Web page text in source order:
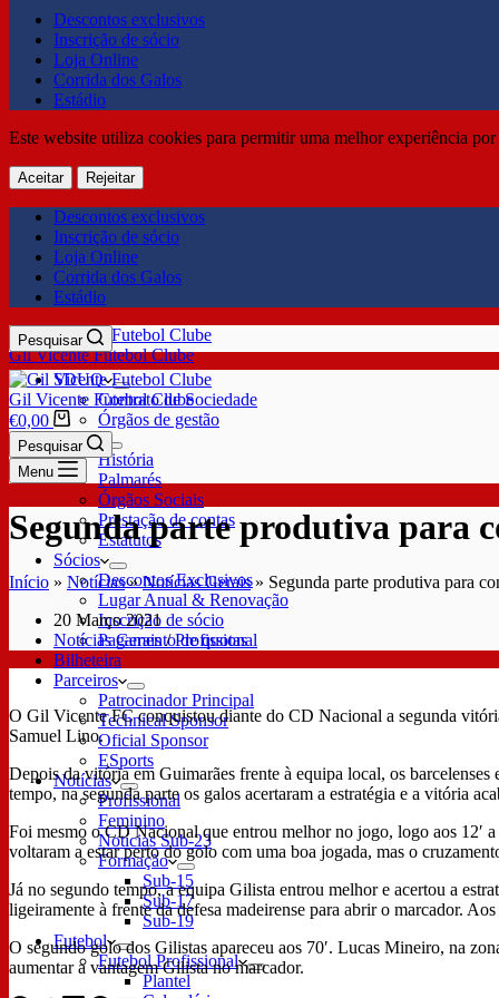
Descontos exclusivos
Inscrição de sócio
Loja Online
Corrida dos Galos
Estádio
Este website utiliza cookies para permitir uma melhor experiência
Aceitar Rejeitar
Descontos exclusivos
Inscrição de sócio
Loja Online
Corrida dos Galos
Estádio
Gil Vicente Futebol Clube
Pesquisar
SDUQ
Contrato de Sociedade
Órgãos de gestão
Clube
História
Palmarés
Órgãos Sociais
Prestação de contas
Estatutos
Sócios
Descontos Exclusivos
Lugar Anual & Renovação
Inscrição de sócio
Pagamento de quotas
Bilheteira
Parceiros
Patrocinador Principal
Technical Sponsor
Oficial Sponsor
ESports
Notícias
Profissional
Feminino
Notícias Sub-23
Formação
Sub-15
Sub-17
Sub-19
Futebol
Futebol Profissional
Plantel
Gil Vicente Futebol Clube
€0,00
Pesquisar
Menu
Segunda parte produtiva para
Início » Notícias»Notícias Gerais» Segunda parte produtiva para
20 Março 2021
Notícias Gerais/Profissional
O Gil Vicente FC conquistou diante do CD Nacional a segunda
Samuel Lino.
Depois da vitória em Guimarães frente à equipa local, os
tempo, na segunda parte os galos acertaram a estratégia e a vitória
Foi mesmo o CD Nacional que entrou melhor no jogo, logo aos 12′
voltaram a estar perto do golo com uma boa jogada, mas o
Já no segundo tempo, a equipa Gilista entrou melhor e acertou a
ligeiramente à frente da defesa madeirense para abrir o marcador.
O segundo golo dos Gilistas apareceu aos 70′. Lucas Mineiro, na
aumentar a vantagem Gilista no marcador.